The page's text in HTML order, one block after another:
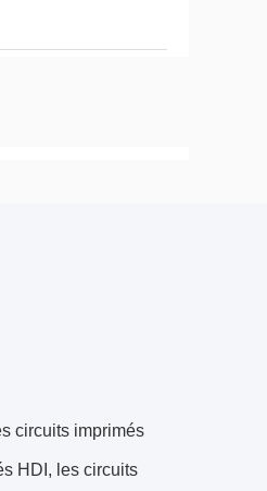
circuits imprimés
HDI, les circuits